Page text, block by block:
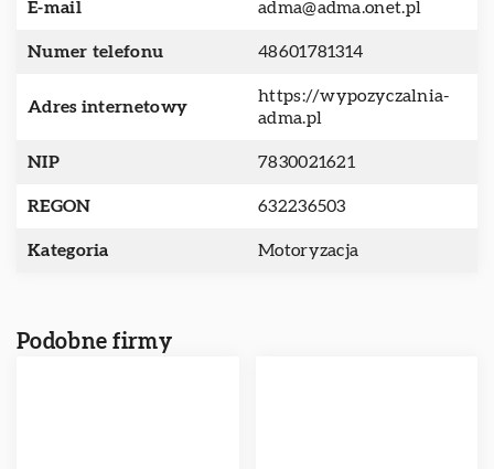
E-mail adma@adma.onet.pl
Numer telefonu 48601781314
Adres internetowy
https://wypozyczalnia-
adma.pl
NIP 7830021621
REGON 632236503
Kategoria Motoryzacja
Podobne firmy